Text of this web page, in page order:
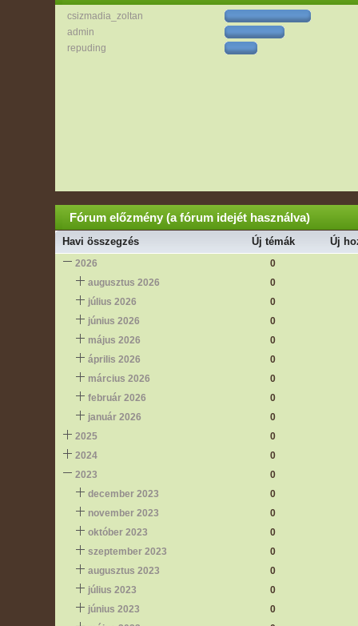
csizmadia_zoltan
admin
repuding
Fórum előzmény (a fórum idejét használva)
Havi összegzés Új témák Új
2026
0
augusztus 2026
0
július 2026
0
június 2026
0
május 2026
0
április 2026
0
március 2026
0
február 2026
0
január 2026
0
2025
0
2024
0
2023
0
december 2023
0
november 2023
0
október 2023
0
szeptember 2023
0
augusztus 2023
0
július 2023
0
június 2023
0